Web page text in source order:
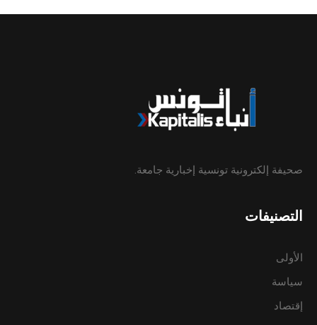
صحيفة إلكترونية تونسية إخبارية جامعة.
التصنيفات
الأولى
سياسة
إقتصاد